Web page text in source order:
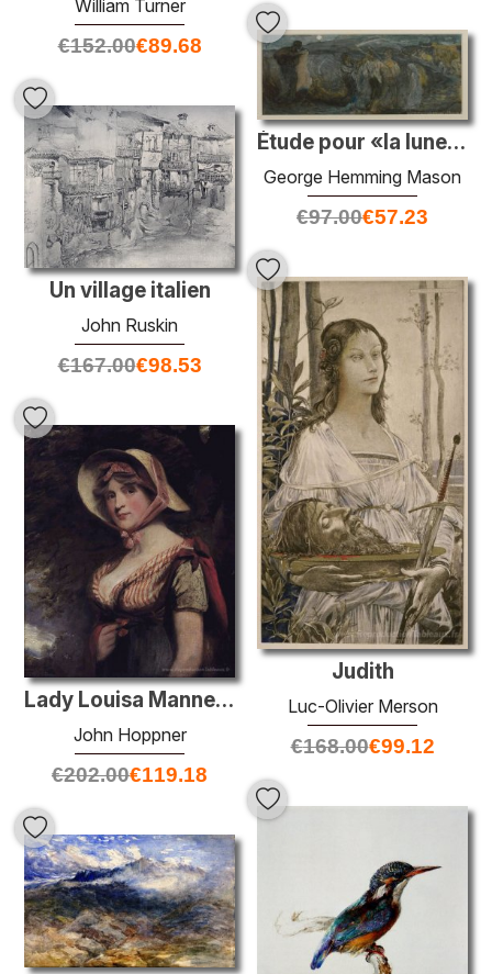
William Turner
€152.00€89.68
Étude pour «la lune de récolte»
George Hemming Mason
€97.00€57.23
Un village italien
John Ruskin
€167.00€98.53
Judith
Luc-Olivier Merson
€168.00€99.12
Lady Louisa Manners, comtesse de Dysart
John Hoppner
€202.00€119.18